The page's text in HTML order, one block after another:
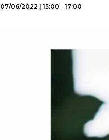
07/06/2022 | 15:00 - 17:00